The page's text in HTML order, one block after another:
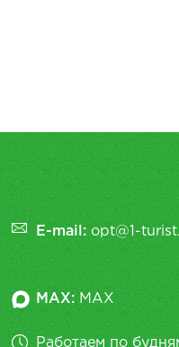
E-mail: opt@1-
MAX: MAX
Работаем по